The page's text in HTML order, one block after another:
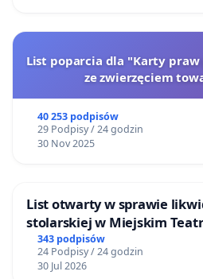
List poparcia dla "Karty
ze zwierzęciem
40 253 podpisów
29 Podpisy / 24 godzin
30 Nov 2025
List otwarty w sprawie
stolarskiej w Miejskim
Gdańsku
343 podpisów
24 Podpisy / 24 godzin
30 Jul 2026